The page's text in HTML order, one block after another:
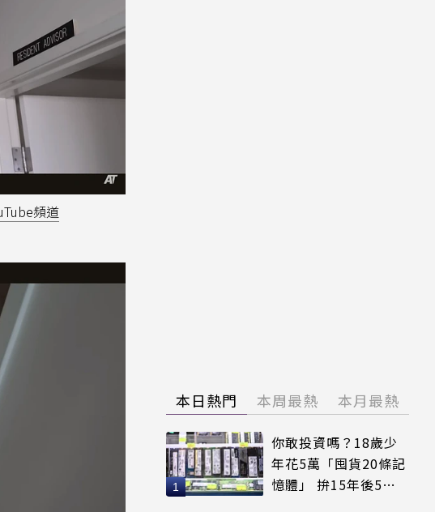
頻道
本日熱門 本周最熱 本月最熱
你敢投資嗎？18歲少
年花5萬「囤貨20條記
憶體」 拚15年後5倍